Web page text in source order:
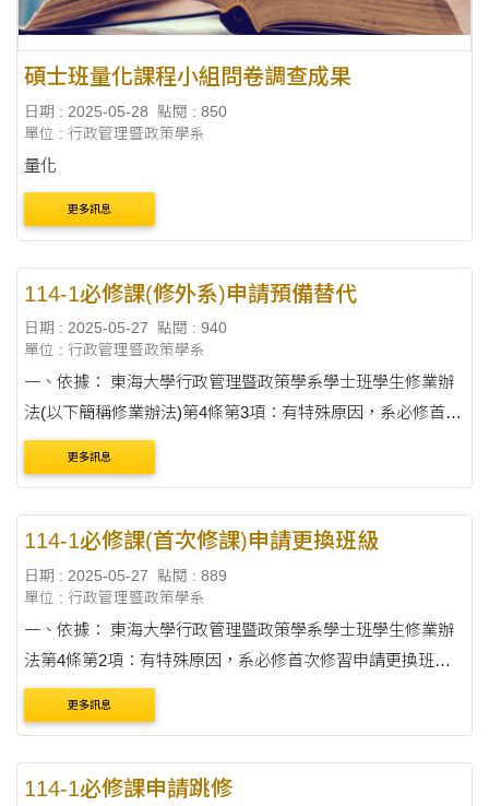
碩士班量化課程小組問卷調查成果
日期 : 2025-05-28
點閱 : 850
單位 : 行政管理暨政策學系
量化
更多訊息
114-1必修課(修外系)申請預備替代
日期 : 2025-05-27
點閱 : 940
單位 : 行政管理暨政策學系
一、依據： 東海大學行政管理暨政策學系學士班學生修業辦
法(以下簡稱修業辦法)第4條第3項：有特殊原因，系必修首次
修習或重新修習科目時，需申請修外系相同科目名稱替代本
系必修科目者，應於修習前填預備替代申請....
更多訊息
114-1必修課(首次修課)申請更換班級
日期 : 2025-05-27
點閱 : 889
單位 : 行政管理暨政策學系
一、依據： 東海大學行政管理暨政策學系學士班學生修業辦
法第4條第2項：有特殊原因，系必修首次修習申請更換班級
者，應於修課前填申請表並敘述明理由，經原授課老師及欲
更多訊息
114-1必修課申請跳修